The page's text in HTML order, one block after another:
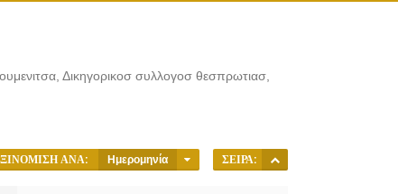
Δικηγορικοσ συλλογοσ θεσπρωτιασ,
ΑΝΆ: Ημερομηνία ΣΕΙΡΆ: